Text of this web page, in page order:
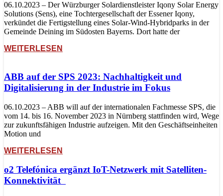
06.10.2023 – Der Würzburger Solardienstleister Iqony Solar Energy
Solutions (Sens), eine Tochtergesellschaft der Essener Iqony,
verkündet die Fertigstellung eines Solar-Wind-Hybridparks in der
Gemeinde Deining im Südosten Bayerns. Dort hatte der
WEITERLESEN
ABB auf der SPS 2023: Nachhaltigkeit und
Digitalisierung in der Industrie im Fokus
06.10.2023 – ABB will auf der internationalen Fachmesse SPS, die
vom 14. bis 16. November 2023 in Nürnberg stattfinden wird, Wege
zur zukunftsfähigen Industrie aufzeigen. Mit den Geschäftseinheiten
Motion und
WEITERLESEN
o2 Telefónica ergänzt IoT-Netzwerk mit Satelliten-
Konnektivität